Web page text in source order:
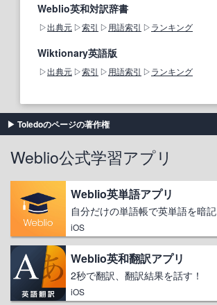
Weblio英和対訳辞書
出典元 索引 用語索引 ランキング
Wiktionary英語版
出典元 索引 用語索引 ランキング
Toledoのページの著作権
Weblio公式学習アプリ
Weblio英単語アプリ
自分だけの単語帳で英単語を暗記
iOS
Weblio英和翻訳アプリ
2秒で翻訳、翻訳結果を話す！
iOS